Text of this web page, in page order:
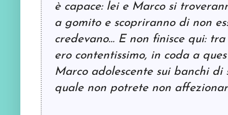
è capace: lei e Marco si
a gomito e scopriranno di non
credevano… E non finisce qui:
ero contentissimo, in coda a
Marco adolescente sui banchi
quale non potrete non